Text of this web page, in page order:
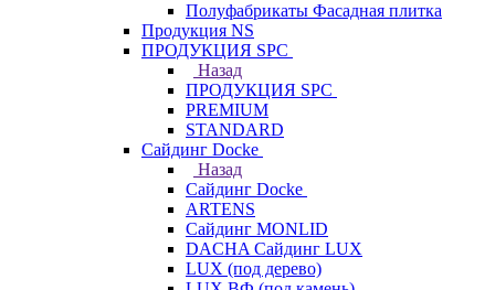
Полуфабрикаты Фасадная плитка
Продукция NS
ПРОДУКЦИЯ SPC
Назад
ПРОДУКЦИЯ SPC
PREMIUM
STANDARD
Сайдинг Docke
Назад
Сайдинг Docke
ARTENS
Cайдинг MONLID
DACHA Сайдинг LUX
LUX (под дерево)